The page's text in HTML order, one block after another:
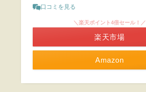
口コミを見る
Amazon
＼楽天ポイント4倍セール！／
楽天市場